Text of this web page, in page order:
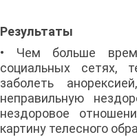
Результаты
• Чем больше
социальных
заболеть
неправильную
нездоровое
картину телесного